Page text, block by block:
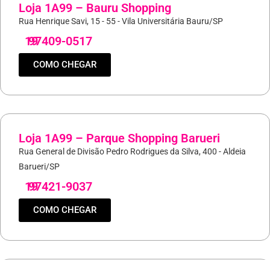
Loja 1A99 – Bauru Shopping
Rua Henrique Savi, 15 - 55 - Vila Universitária Bauru/SP
19
97409-0517
COMO CHEGAR
Loja 1A99 – Parque Shopping Barueri
Rua General de Divisão Pedro Rodrigues da Silva, 400 - Aldeia
Barueri/SP
19
97421-9037
COMO CHEGAR